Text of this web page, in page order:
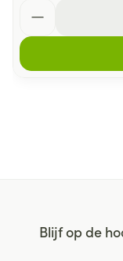
Blijf op de